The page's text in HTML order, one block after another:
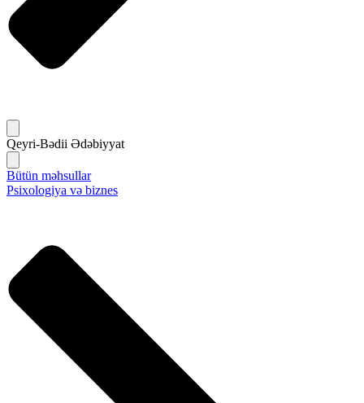
Qeyri-Bədii Ədəbiyyat
Bütün məhsullar
Psixologiya və biznes